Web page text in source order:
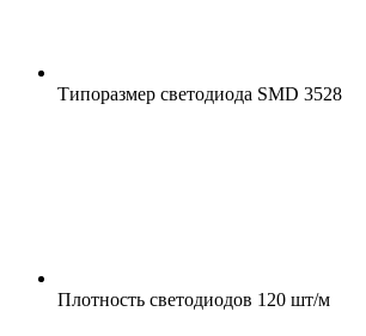
Типоразмер светодиода SMD 3528
Плотность светодиодов 120 шт/м